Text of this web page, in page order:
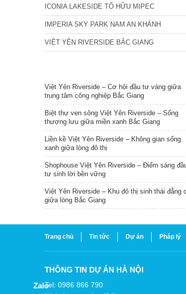
ICONIA LAKESIDE TỐ HỮU MIPEC
IMPERIA SKY PARK NAM AN KHÁNH
VIỆT YÊN RIVERSIDE BẮC GIANG
Việt Yên Riverside – Cơ hội đầu tư vàng giữa
trung tâm công nghiệp Bắc Giang
Biệt thự ven sông Việt Yên Riverside – Sống
thượng lưu giữa miền xanh Bắc Giang
Liền kề Việt Yên Riverside – Không gian sống
xanh giữa lòng đô thị
Shophouse Việt Yên Riverside – Điểm sáng
tư sinh lời bền vững
Việt Yên Riverside – Khu đô thị sinh thái đẳng
giữa lòng Bắc Giang
Trang chủ Tin tức Dự án Pháp lý
THÔNG TIN DỰ ÁN HÀ NỘI
Tel: 0986 866 790
Zalo